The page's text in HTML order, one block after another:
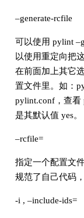
–generate-rcfile
可以使用 pylint
以使用重定向把
在前面加上其它
置文件里。如：
pylint.conf，查看
是其默认值 yes。
–rcfile=
指定一个配置文
规范了自己代码
-i , –include-ids=